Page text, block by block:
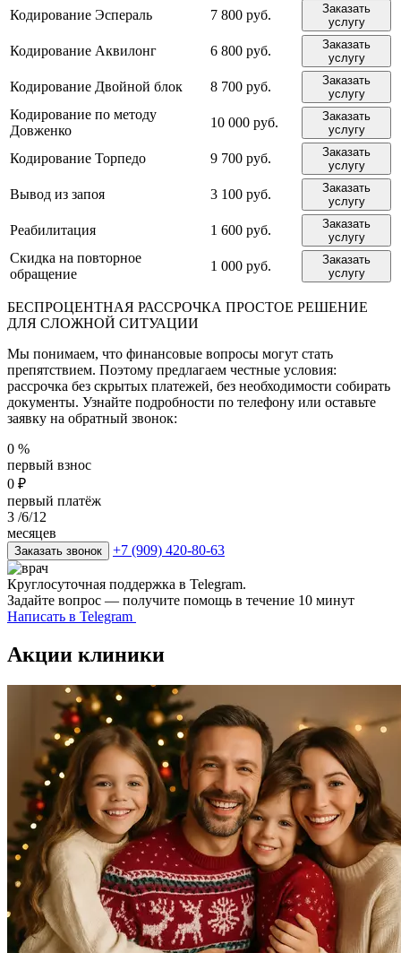
Кодирование Эспераль 7 800 руб.
Заказать
услугу
Кодирование Аквилонг 6 800 руб.
Заказать
услугу
Кодирование Двойной блок 8 700 руб.
Заказать
услугу
Кодирование по методу
Довженко
10 000 руб.
Заказать
услугу
Кодирование Торпедо 9 700 руб.
Заказать
услугу
Вывод из запоя 3 100 руб.
Заказать
услугу
Реабилитация 1 600 руб.
Заказать
услугу
Скидка на повторное
обращение
1 000 руб.
Заказать
услугу
БЕСПРОЦЕНТНАЯ РАССРОЧКА ПРОСТОЕ РЕШЕНИЕ
ДЛЯ СЛОЖНОЙ СИТУАЦИИ
Мы понимаем, что финансовые вопросы могут стать
препятствием. Поэтому предлагаем честные условия:
рассрочка без скрытых платежей, без необходимости собирать
документы. Узнайте подробности по телефону или оставьте
заявку на обратный звонок:
0 %
первый взнос
0 ₽
первый платёж
3 /6/12
месяцев
Заказать звонок +7 (909) 420-80-63
Круглосуточная поддержка в Telegram.
Задайте вопрос — получите помощь в течение 10 минут
Написать в Telegram
Акции клиники